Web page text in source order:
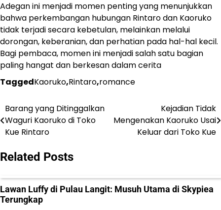
Adegan ini menjadi momen penting yang menunjukkan
bahwa perkembangan hubungan Rintaro dan Kaoruko
tidak terjadi secara kebetulan, melainkan melalui
dorongan, keberanian, dan perhatian pada hal-hal kecil.
Bagi pembaca, momen ini menjadi salah satu bagian
paling hangat dan berkesan dalam cerita
TaggedKaoruko,Rintaro,romance
Navigasi
pos
Barang yang Ditinggalkan
Waguri Kaoruko di Toko
Kue Rintaro
Kejadian Tidak
Mengenakan Kaoruko Usai
Keluar dari Toko Kue
Related Posts
Lawan Luffy di Pulau Langit: Musuh Utama di Skypiea
Terungkap